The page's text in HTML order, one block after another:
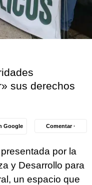
sus derechos
Google Comentar ·
por la
y Desarrollo para
un espacio que